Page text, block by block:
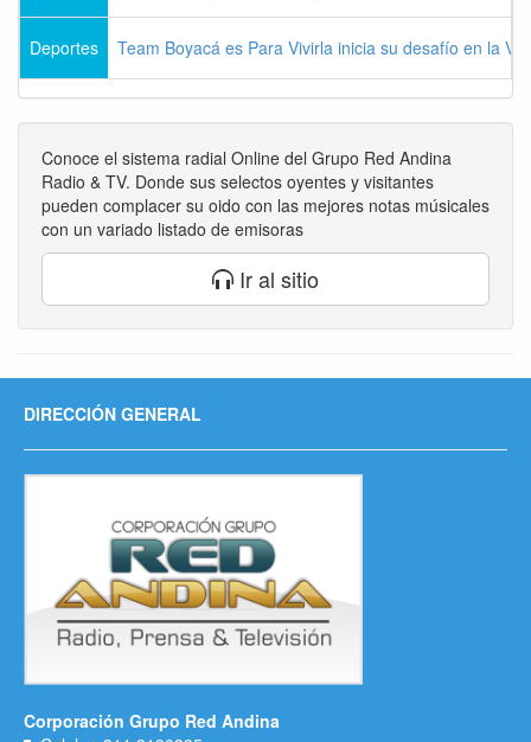
Deportes Team Boyacá es Para Vivirla inicia su desafío en la
Conoce el sistema radial Online del Grupo Red Andina
Radio & TV. Donde sus selectos oyentes y visitantes
pueden complacer su oido con las mejores notas músicales
con un variado listado de emisoras
Ir al sitio
DIRECCIÓN GENERAL
Corporación Grupo Red Andina